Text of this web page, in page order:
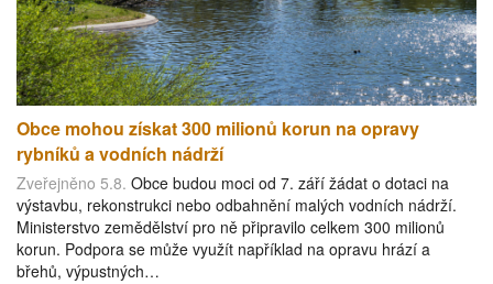
Obce mohou získat 300 milionů korun na opravy
rybníků a vodních nádrží
Zveřejněno 5.8. Obce budou moci od 7. září žádat o dotaci na
výstavbu, rekonstrukci nebo odbahnění malých vodních nádrží.
Ministerstvo zemědělství pro ně připravilo celkem 300 milionů
korun. Podpora se může využít například na opravu hrází a
břehů, výpustných…